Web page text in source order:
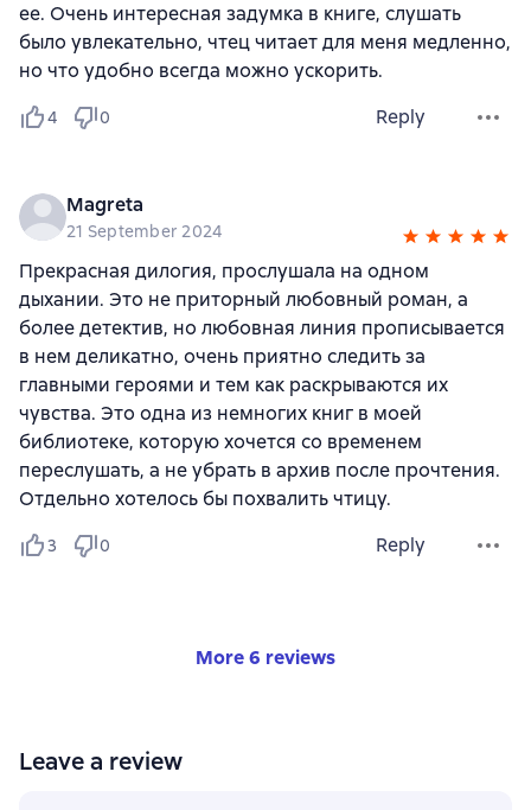
ее. Очень интересная задумка в книге, слушать
было увлекательно, чтец читает для меня медленно,
но что удобно всегда можно ускорить.
4 0 Reply
Magreta
21 September 2024
Прекрасная дилогия, прослушала на одном
дыхании. Это не приторный любовный роман, а
более детектив, но любовная линия прописывается
в нем деликатно, очень приятно следить за
главными героями и тем как раскрываются их
чувства. Это одна из немногих книг в моей
библиотеке, которую хочется со временем
переслушать, а не убрать в архив после прочтения.
Отдельно хотелось бы похвалить чтицу.
3 0 Reply
More 6 reviews
Leave a review